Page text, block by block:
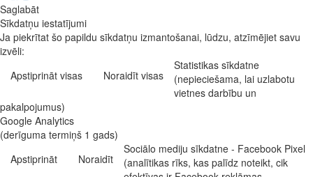
Saglabāt
Sīkdatņu iestatījumi
Ja piekrītat šo papildu sīkdatņu izmantošanai, lūdzu, atzīmējiet savu
izvēli:
Apstiprināt visas
Noraidīt visas
Statistikas sīkdatne
(nepieciešama, lai uzlabotu
vietnes darbību un
pakalpojumus)
Google Analytics
(derīguma termiņš 1 gads)
Apstiprināt
Noraidīt
Sociālo mediju sīkdatne - Facebook Pixel
(analītikas rīks, kas palīdz noteikt, cik